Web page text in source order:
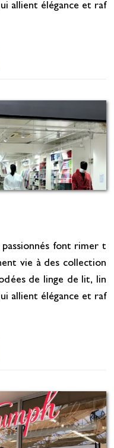
allient élégance et raf
passionnés font rimer t
vie à des collection
de linge de lit, lin
allient élégance et raf